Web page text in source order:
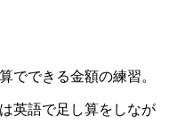
でできる金額の練習。
英語で足し算をしなが